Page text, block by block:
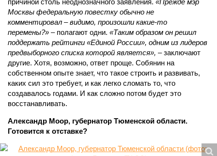
причиной столь неоднозначного заявления. «Прежде мэр
Москвы федеральную повестку обычно не
комментировал – видимо, произошли какие-то
перемены?» – полагают одни. «Таким образом он решил
поддержать рейтинги «Единой России», одним из лидеров
предвыборного списка которой является», – заключают
другие. Хотя, возможно, ответ проще. Собянин на
собственном опыте знает, что такое строить и развивать,
каких сил это требует, и как легко сломать то, что
создавалось годами. И как сложно потом будет это
восстанавливать.
Александр Моор, губернатор Тюменской области.
Готовится к отставке?